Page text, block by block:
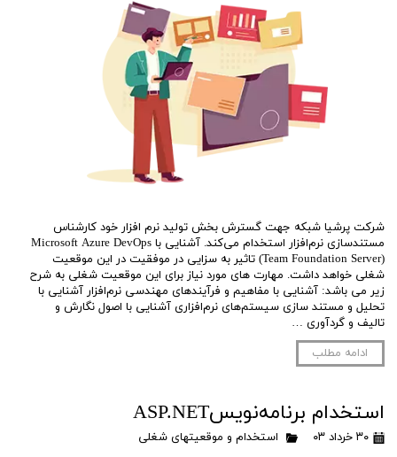
شرکت پرشیا شبکه جهت گسترش بخش تولید نرم افزار خود کارشناس
مستندسازی نرم‌افزار استخدام می‌کند. آشنایی با Microsoft Azure DevOps
(Team Foundation Server) تاثیر به سزایی در موفقیت در این موقعیت
شغلی خواهد داشت. مهارت های مورد نیاز برای این موقعیت شغلی به شرح
زیر می باشد: آشنایی با مفاهیم و فرآیندهای مهندسی نرم‌افزار آشنایی با
تحلیل و مستند سازی سیستم‌های نرم‌افزاری آشنایی با اصول نگارش و
تالیف و گردآوری …
ادامه مطلب
استخدام برنامه‌نویسASP.NET
۳۰ خرداد ۰۳ استخدام و موقعیتهای شغلی